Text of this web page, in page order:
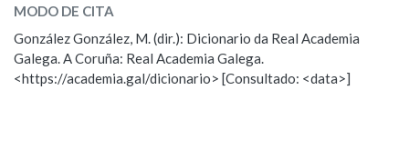
ESCOLLE UNHA OPCIÓN:
Observación Hai un erro na palabra
Propoño mellorar a definición
MODO DE CITA
González González, M. (dir.): Dicionario da Real Academia
Galega. A Coruña: Real Academia Galega.
<https://academia.gal/dicionario> [Consultado: <data>]